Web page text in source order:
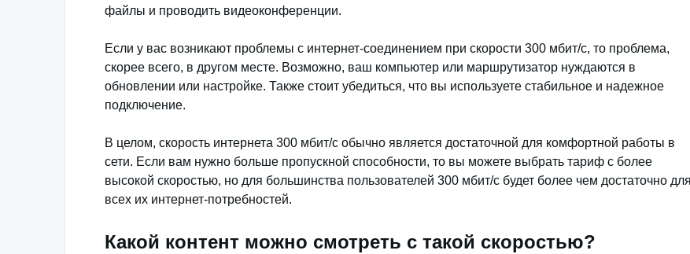
файлы и проводить видеоконференции.
Если у вас возникают проблемы с интернет-соединением при скорости 300 мбит/с, то проблема,
скорее всего, в другом месте. Возможно, ваш компьютер или маршрутизатор нуждаются в
обновлении или настройке. Также стоит убедиться, что вы используете стабильное и надежное
подключение.
В целом, скорость интернета 300 мбит/с обычно является достаточной для комфортной работы в
сети. Если вам нужно больше пропускной способности, то вы можете выбрать тариф с более
высокой скоростью, но для большинства пользователей 300 мбит/с будет более чем достаточно для
всех их интернет-потребностей.
Какой контент можно смотреть с такой скоростью?